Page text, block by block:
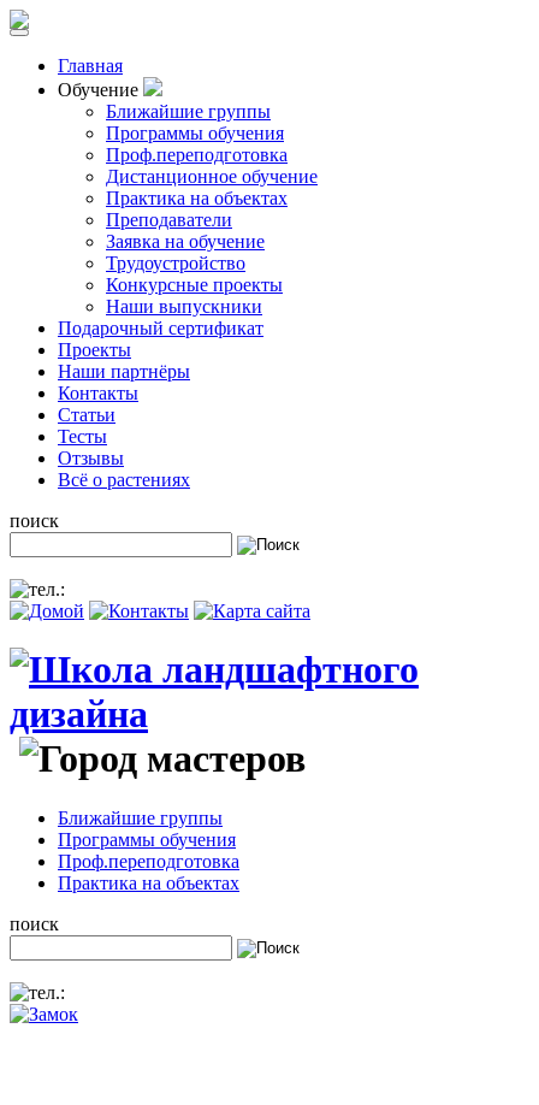
Главная
Обучение
Ближайшие группы
Программы обучения
Проф.переподготовка
Дистанционное обучение
Практика на объектах
Преподаватели
Заявка на обучение
Трудоустройство
Конкурсные проекты
Наши выпускники
Подарочный сертификат
Проекты
Наши партнёры
Контакты
Статьи
Тесты
Отзывы
Всё о растениях
поиск
Ближайшие группы
Программы обучения
Проф.переподготовка
Практика на объектах
поиск